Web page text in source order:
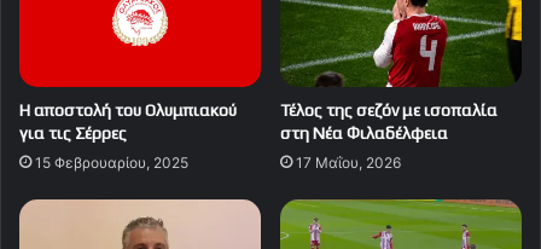
Η αποστολή του Ολυμπιακού
για τις Σέρρες
15 Φεβρουαρίου, 2025
Τέλος της σεζόν με ισοπαλία
στη Νέα Φιλαδέλφεια
17 Μαΐου, 2026